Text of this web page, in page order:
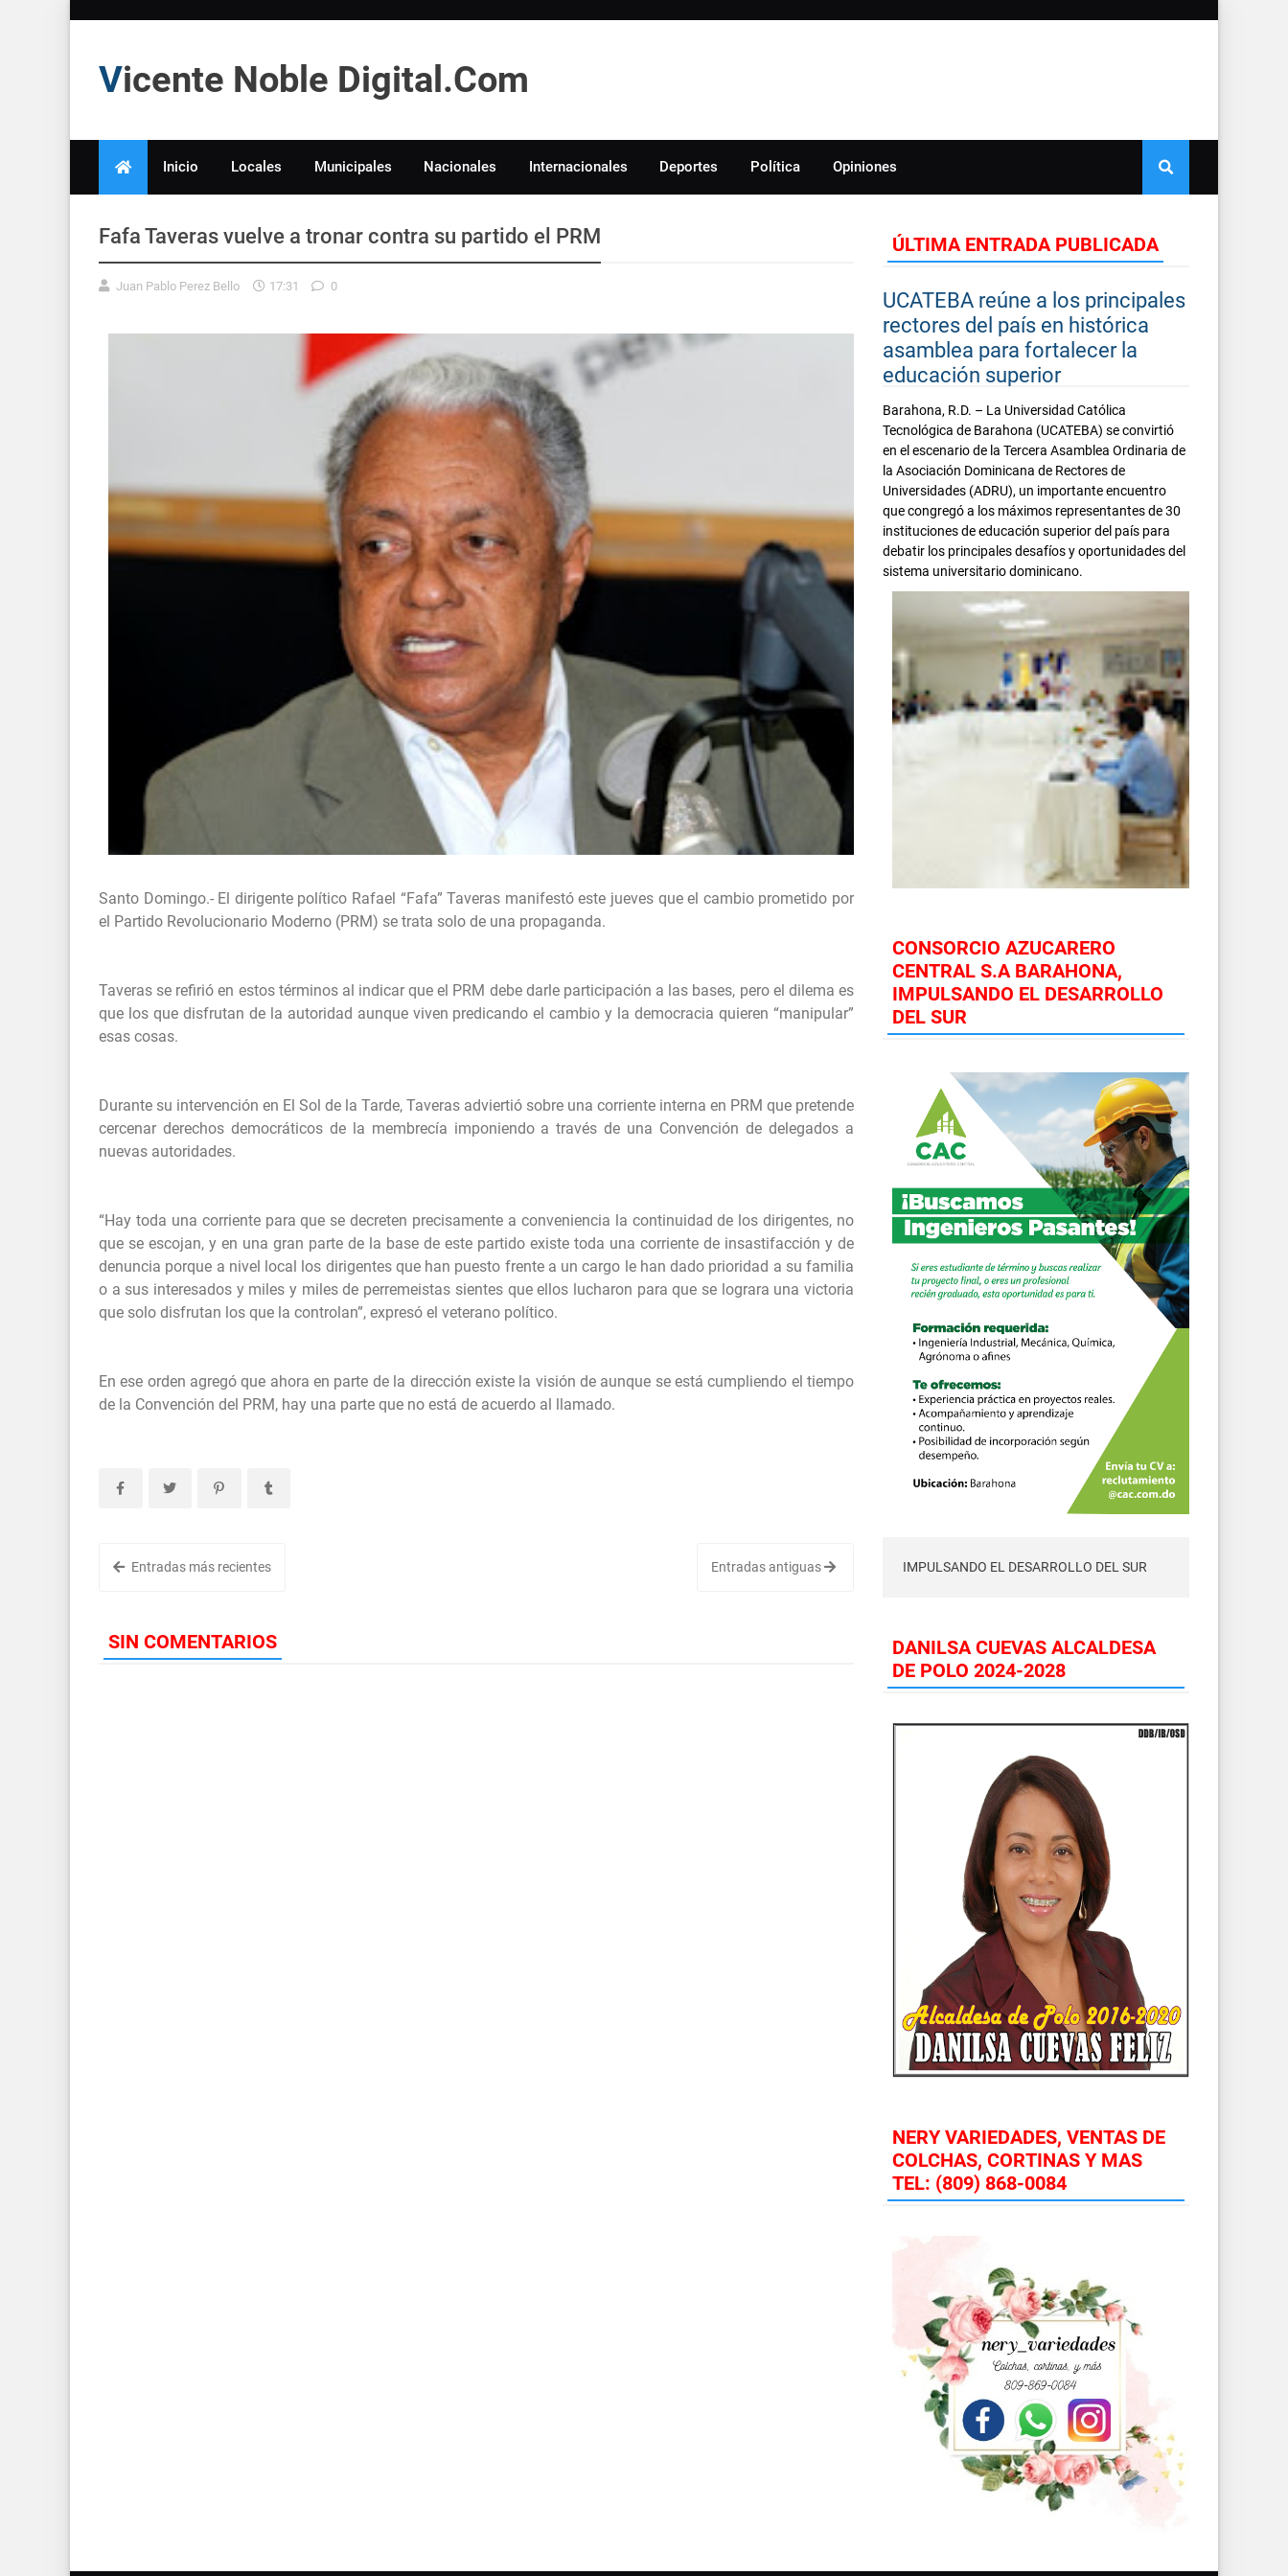
Vicente Noble Digital.Com
Inicio Locales Municipales Nacionales Internacionales Deportes Política Opiniones
Fafa Taveras vuelve a tronar contra su partido el PRM
Juan Pablo Perez Bello 17:31 0
Santo Domingo.- El dirigente político Rafael “Fafa” Taveras manifestó este jueves que el cambio prometido por
el Partido Revolucionario Moderno (PRM) se trata solo de una propaganda.
Taveras se refirió en estos términos al indicar que el PRM debe darle participación a las bases, pero el dilema es
que los que disfrutan de la autoridad aunque viven predicando el cambio y la democracia quieren “manipular”
esas cosas.
Durante su intervención en El Sol de la Tarde, Taveras adviertió sobre una corriente interna en PRM que pretende
cercenar derechos democráticos de la membrecía imponiendo a través de una Convención de delegados a
nuevas autoridades.
“Hay toda una corriente para que se decreten precisamente a conveniencia la continuidad de los dirigentes, no
que se escojan, y en una gran parte de la base de este partido existe toda una corriente de insastifacción y de
denuncia porque a nivel local los dirigentes que han puesto frente a un cargo le han dado prioridad a su familia
o a sus interesados y miles y miles de perremeistas sientes que ellos lucharon para que se lograra una victoria
que solo disfrutan los que la controlan”, expresó el veterano político.
En ese orden agregó que ahora en parte de la dirección existe la visión de aunque se está cumpliendo el tiempo
de la Convención del PRM, hay una parte que no está de acuerdo al llamado.
Entradas más recientes Entradas antiguas
SIN COMENTARIOS
ÚLTIMA ENTRADA PUBLICADA
UCATEBA reúne a los principales
rectores del país en histórica
asamblea para fortalecer la
educación superior
Barahona, R.D. – La Universidad Católica
Tecnológica de Barahona (UCATEBA) se convirtió
en el escenario de la Tercera Asamblea Ordinaria de
la Asociación Dominicana de Rectores de
Universidades (ADRU), un importante encuentro
que congregó a los máximos representantes de 30
instituciones de educación superior del país para
debatir los principales desafíos y oportunidades del
sistema universitario dominicano.
CONSORCIO AZUCARERO
CENTRAL S.A BARAHONA,
IMPULSANDO EL DESARROLLO
DEL SUR
IMPULSANDO EL DESARROLLO DEL SUR
DANILSA CUEVAS ALCALDESA
DE POLO 2024-2028
NERY VARIEDADES, VENTAS DE
COLCHAS, CORTINAS Y MAS
TEL: (809) 868-0084